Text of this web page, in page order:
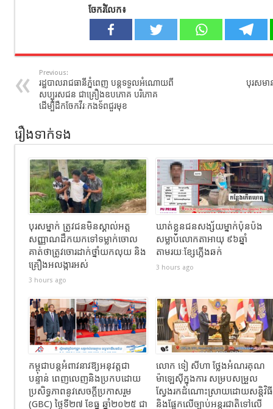
ចែករំលែក៖
Previous:
រដ្ឋបាលរាជធានីភ្នំពេញ បន្ដទទួលអំណោយពី
សប្បុរសជន ជាគ្រឿងឧបភោគ បរិភោគ
ដើម្បីដឺកចែកវីរៈកងទ័ពជួរមុខ
បុរសមា
រឿងទាក់ទង
បុរសម្នាក់ ត្រូវជនមិនស្គាល់អត្ត
សញ្ញាណដឹកយកទៅទម្លាក់ចោល
គាត់ថាត្រូវចោរដាក់ថ្នាំយកលុយ និង
គ្រឿងអលង្ការអស់
3 hours ago
ឃាត់ខ្លួនជនសង្ស័យម្នាក់ប៉ុនប៉ង
សម្លាប់លោកតាអាយុ ៩៦ឆ្នាំ
តាមរយៈខ្សែភ្លើងឆក់
3 hours ago
កម្ពុជាបន្តអំពាវនាវឱ្យអនុវត្តជា
បន្ទាន់ ពេញលេញនិងប្រកបដោយ
ប្រសិទ្ធភាពនូវសេចក្តីប្រកាសរួម
(GBC) ថ្ងៃទី២៧ ខែធ្នូ ឆ្នាំ២០២៥ ជា
លោក ទៀ សីហា ថ្លែងអំណរគុណ
ម៉ាឡេស៊ីក្នុងការ សម្របសម្រួល
ស្វែងរកដំណោះស្រាយដោយសន្តិវិធី
និងផ្អែកលើច្បាប់អន្តរជាតិទៅលើ